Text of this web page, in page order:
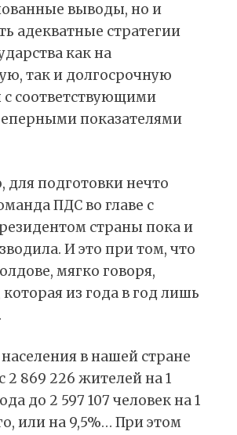
выводы, но и
адекватные стратегии
как на
так и долгосрочную
соответствующими
показателями
подготовки нечто
ПДС во главе с
страны пока и
И это при том, что
мягко говоря,
из года в год лишь
в нашей стране
2 869 226 жителей на 1
до 2 597 107 человек на 1
или на 9,5%… При этом